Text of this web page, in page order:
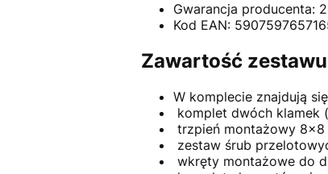
Gwarancja producenta:
Kod EAN:
Zawartość zestawu
W komplecie znajdują
komplet dwóch klamek
trzpień montażowy 8x8
zestaw śrub
wkręty montażowe do